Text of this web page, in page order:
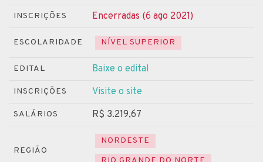
INSCRIÇÕES Encerradas (6 ago 2021)
ESCOLARIDADE NÍVEL SUPERIOR
EDITAL Baixe o edital
INSCRIÇÕES Visite o site
SALÁRIOS R$ 3.219,67
REGIÃO
NORDESTE